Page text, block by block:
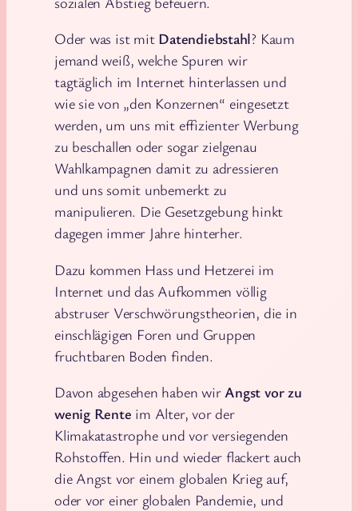
Oder was ist mit Datendiebstahl? Kaum
jemand weiß, welche Spuren wir
tagtäglich im Internet hinterlassen und
wie sie von „den Konzernen“ eingesetzt
werden, um uns mit effizienter Werbung
zu beschallen oder sogar zielgenau
Wahlkampagnen damit zu adressieren
und uns somit unbemerkt zu
manipulieren. Die Gesetzgebung hinkt
dagegen immer Jahre hinterher.
Dazu kommen Hass und Hetzerei im
Internet und das Aufkommen völlig
abstruser Verschwörungstheorien, die in
einschlägigen Foren und Gruppen
fruchtbaren Boden finden.
Davon abgesehen haben wirAngst vor zu
wenig Rente im Alter, vor der
Klimakatastrophe und vor versiegenden
Rohstoffen. Hin und wieder flackert auch
die Angst vor einem globalen Krieg auf,
oder vor einer globalen Pandemie, und